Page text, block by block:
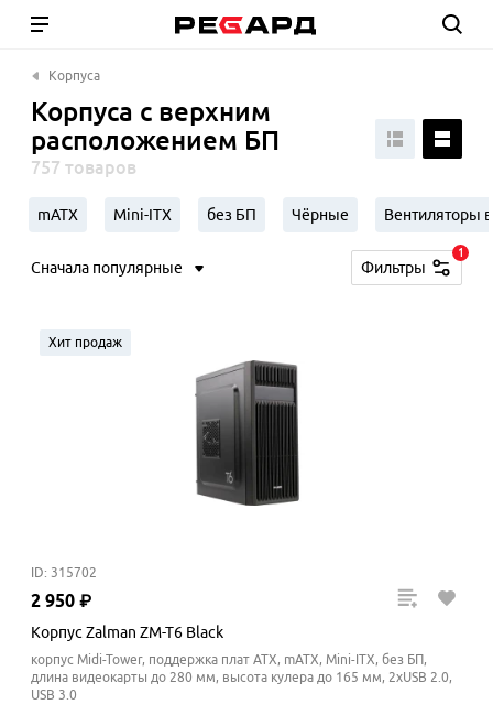
Корпуса
Корпуса с верхним
расположением БП
757 товаров
mATX Mini-ITX без БП Чёрные Вентиляторы
Сначала популярные Фильтры
1
Хит продаж
ID: 315702
2 950 ₽
Корпус Zalman ZM-T6 Black
корпус Midi-Tower, поддержка плат ATX, mATX, Mini-ITX, без БП,
длина видеокарты до 280 мм, высота кулера до 165 мм, 2xUSB 2.0,
USB 3.0